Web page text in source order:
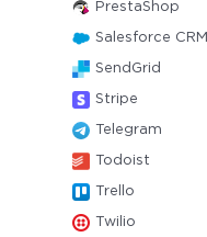
PrestaShop
Salesforce CRM
SendGrid
Stripe
Telegram
Todoist
Trello
Twilio